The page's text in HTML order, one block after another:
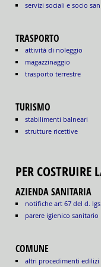
servizi sociali e socio
TRASPORTO
attività di noleggio
magazzinaggio
trasporto terrestre
TURISMO
stabilimenti balneari
strutture ricettive
PER
AZIENDA SANITARIA
notifiche art 67 del d.
parere igienico sanitario
COMUNE
altri procedimenti edilizi